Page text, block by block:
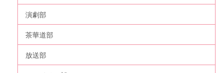
演劇部
茶華道部
放送部